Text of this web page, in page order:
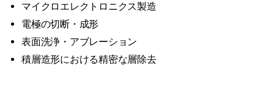
マイクロエレクトロニクス製造
電極の切断・成形
表面洗浄・アブレーション
積層造形における精密な層除去